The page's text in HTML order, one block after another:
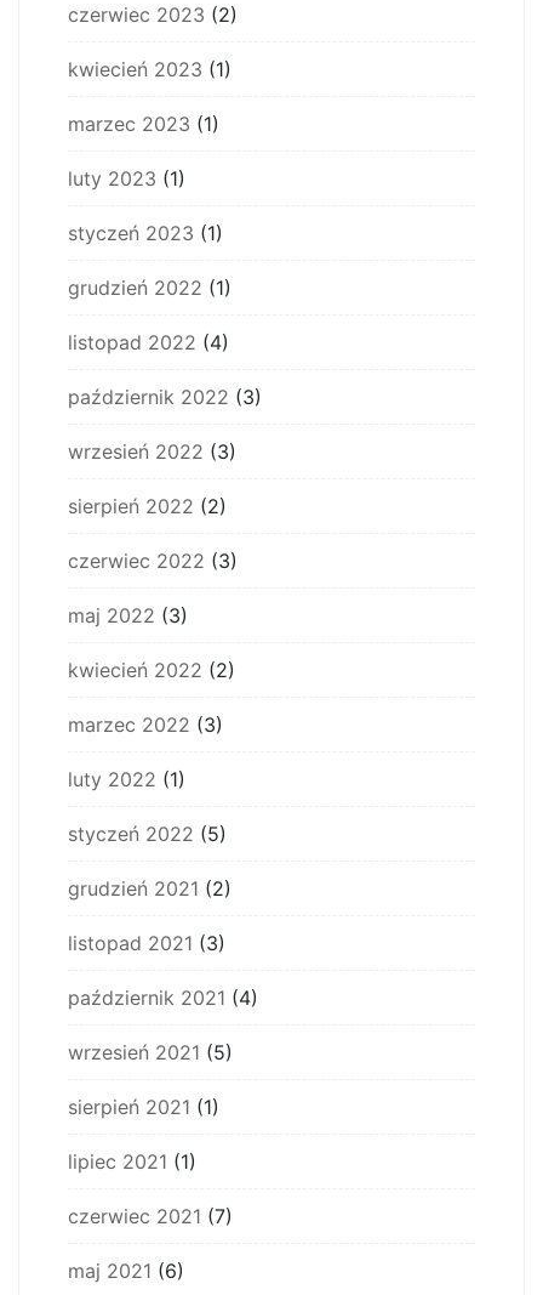
czerwiec 2023 (2)
kwiecień 2023 (1)
marzec 2023 (1)
luty 2023 (1)
styczeń 2023 (1)
grudzień 2022 (1)
listopad 2022 (4)
październik 2022 (3)
wrzesień 2022 (3)
sierpień 2022 (2)
czerwiec 2022 (3)
maj 2022 (3)
kwiecień 2022 (2)
marzec 2022 (3)
luty 2022 (1)
styczeń 2022 (5)
grudzień 2021 (2)
listopad 2021 (3)
październik 2021 (4)
wrzesień 2021 (5)
sierpień 2021 (1)
lipiec 2021 (1)
czerwiec 2021 (7)
maj 2021 (6)